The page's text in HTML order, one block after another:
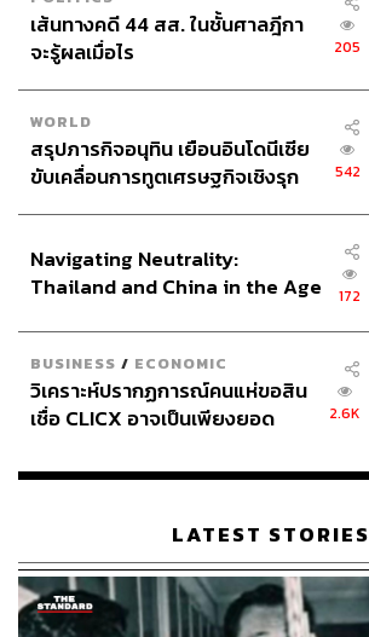
เส้นทางคดี 44 สส. ในชั้นศาลฎีกา
จะรู้ผลเมื่อไร
205
WORLD
สรุปภารกิจอนุทิน เยือนอินโดนีเซีย
ขับเคลื่อนการทูตเศรษฐกิจเชิงรุก
542
Navigating Neutrality:
Thailand and China in the Age
172
BUSINESS / ECONOMIC
วิเคราะห์ปรากฏการณ์คนแห่ขอสิน
เชื่อ CLICX อาจเป็นเพียงยอด
เรือนไทยที่ถูกซุกไว้
2.6K
LATEST STORIES